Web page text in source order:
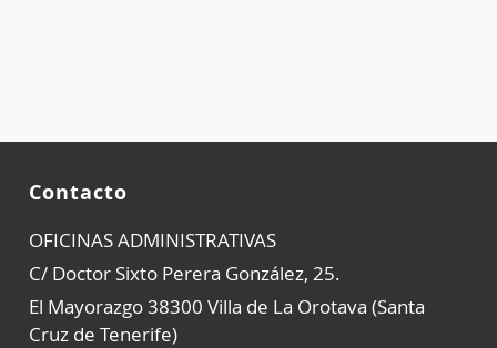
Contacto
OFICINAS ADMINISTRATIVAS
C/ Doctor Sixto Perera González, 25.
El Mayorazgo 38300 Villa de La Orotava (Santa
Cruz de Tenerife)